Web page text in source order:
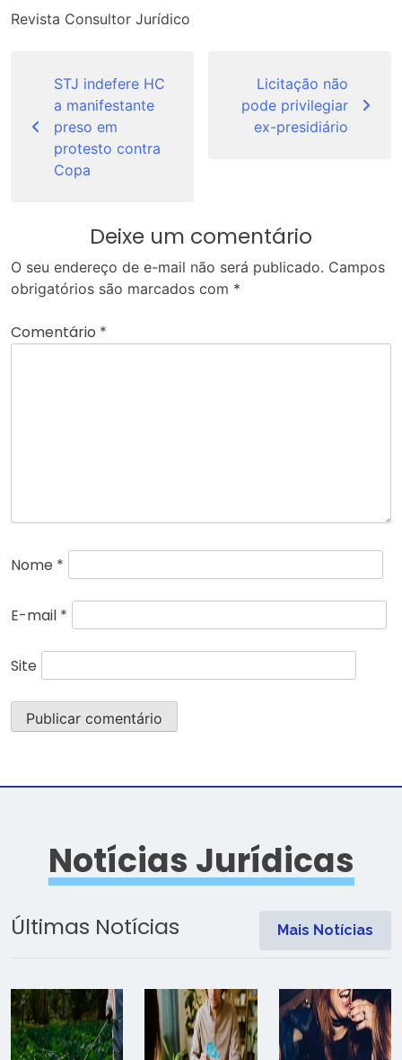
Revista Consultor Jurídico
Post
STJ indefere HC
a manifestante
preso em
protesto contra
Copa
Licitação não
pode privilegiar
ex-presidiário
Deixe um comentário
O seu endereço de e-mail não será publicado. Campos
obrigatórios são marcados com *
Comentário *
Nome *
E-mail *
Site
Notícias Jurídicas
Últimas Notícias Mais Notícias